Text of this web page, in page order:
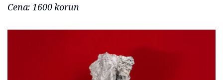
Cena: 1600 korun